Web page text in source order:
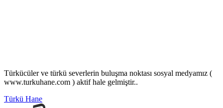
Türkücüler ve türkü severlerin buluşma noktası sosyal medyamız (
www.turkuhane.com ) aktif hale gelmiştir..
Türkü Hane